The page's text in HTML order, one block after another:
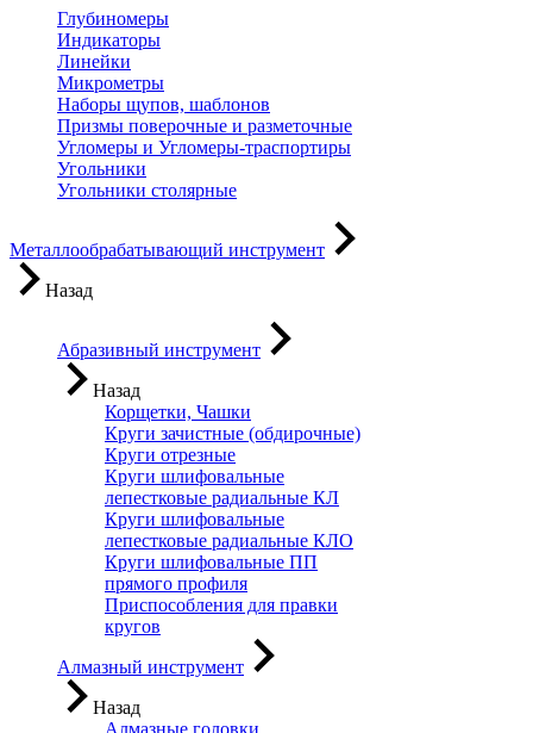
Глубиномеры
Индикаторы
Линейки
Микрометры
Наборы щупов, шаблонов
Призмы поверочные и разметочные
Угломеры и Угломеры-траспортиры
Угольники
Угольники столярные
Металлообрабатывающий инструмент
Назад
Абразивный инструмент
Назад
Корщетки, Чашки
Круги зачистные (обдирочные)
Круги отрезные
Круги шлифовальные
лепестковые радиальные КЛ
Круги шлифовальные
лепестковые радиальные КЛО
Круги шлифовальные ПП
прямого профиля
Приспособления для правки
кругов
Алмазный инструмент
Назад
Алмазные головки